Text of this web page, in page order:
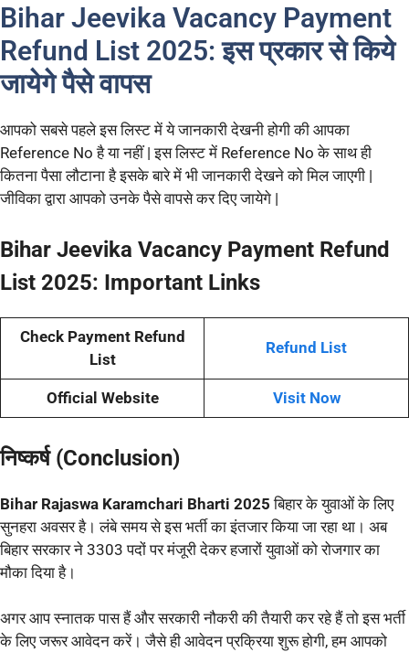
Bihar Jeevika Vacancy Payment
Refund List 2025: इस प्रकार से किये
जायेगे पैसे वापस
आपको सबसे पहले इस लिस्ट में ये जानकारी देखनी होगी की आपका
Reference No है या नहीं | इस लिस्ट में Reference No के साथ ही
कितना पैसा लौटाना है इसके बारे में भी जानकारी देखने को मिल जाएगी |
जीविका द्वारा आपको उनके पैसे वापसे कर दिए जायेगे |
Bihar Jeevika Vacancy Payment Refund
List 2025: Important Links
Check Payment Refund
List
Refund List
Official Website Visit Now
निष्कर्ष (Conclusion)
Bihar Rajaswa Karamchari Bharti 2025 बिहार के युवाओं के लिए
सुनहरा अवसर है। लंबे समय से इस भर्ती का इंतजार किया जा रहा था। अब
बिहार सरकार ने 3303 पदों पर मंजूरी देकर हजारों युवाओं को रोजगार का
मौका दिया है।
अगर आप स्नातक पास हैं और सरकारी नौकरी की तैयारी कर रहे हैं तो इस भर्ती
के लिए जरूर आवेदन करें। जैसे ही आवेदन प्रक्रिया शुरू होगी, हम आपको